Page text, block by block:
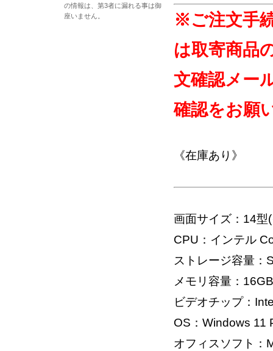
※ご注文手
は取寄商品
文確認メー
確認をお願
《在庫あり》
画面サイズ：14型
CPU：インテル
ストレージ容量：
メモリ容量：16GB
ビデオチップ：
OS：Windows 11
オフィスソフト：
の情報は、第3者に漏れる事は御
座いません。